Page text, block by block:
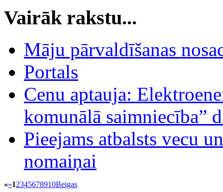
Vairāk rakstu...
Māju pārvaldīšanas
Portals
Cenu aptauja:
komunālā saimniecība”
Pieejams atbalsts vecu
nomaiņai
«»12345678910Beigas